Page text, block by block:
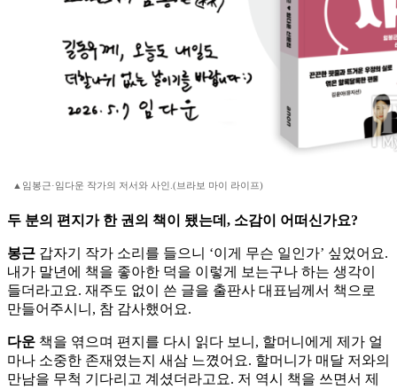
▲임봉근·임다운 작가의 저서와 사인.(브라보 마이 라이프)
두 분의 편지가 한 권의 책이 됐는데, 소감이 어떠신가요?
봉근 갑자기 작가 소리를 들으니 ‘이게 무슨 일인가’ 싶었어요.
내가 말년에 책을 좋아한 덕을 이렇게 보는구나 하는 생각이
들더라고요. 재주도 없이 쓴 글을 출판사 대표님께서 책으로
만들어주시니, 참 감사했어요.
다운 책을 엮으며 편지를 다시 읽다 보니, 할머니에게 제가 얼
마나 소중한 존재였는지 새삼 느꼈어요. 할머니가 매달 저와의
만남을 무척 기다리고 계셨더라고요. 저 역시 책을 쓰면서 제